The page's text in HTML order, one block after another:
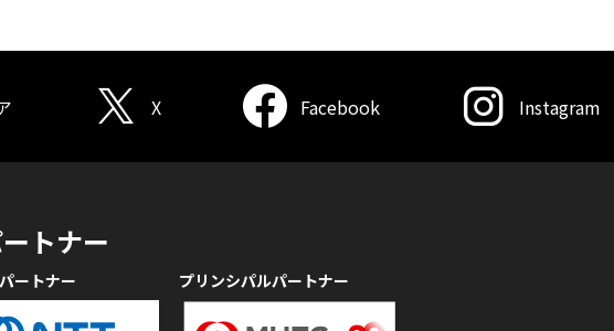
X Facebook Instagram
トナー
ートナー プリンシパルパートナー